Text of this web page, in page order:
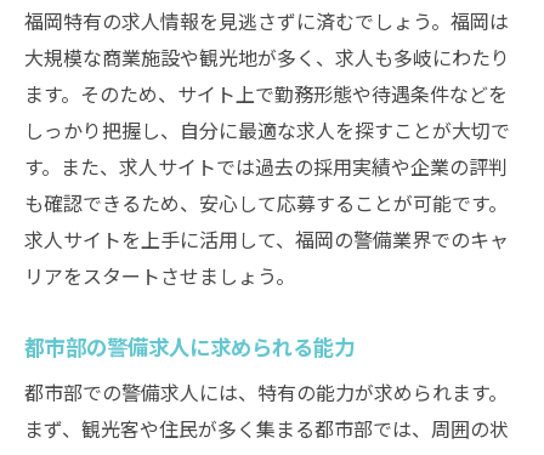
福岡特有の求人情報を見逃さずに済むでしょう。福岡は
大規模な商業施設や観光地が多く、求人も多岐にわたり
ます。そのため、サイト上で勤務形態や待遇条件などを
しっかり把握し、自分に最適な求人を探すことが大切で
す。また、求人サイトでは過去の採用実績や企業の評判
も確認できるため、安心して応募することが可能です。
求人サイトを上手に活用して、福岡の警備業界でのキャ
リアをスタートさせましょう。
都市部の警備求人に求められる能力
都市部での警備求人には、特有の能力が求められます。
まず、観光客や住民が多く集まる都市部では、周囲の状